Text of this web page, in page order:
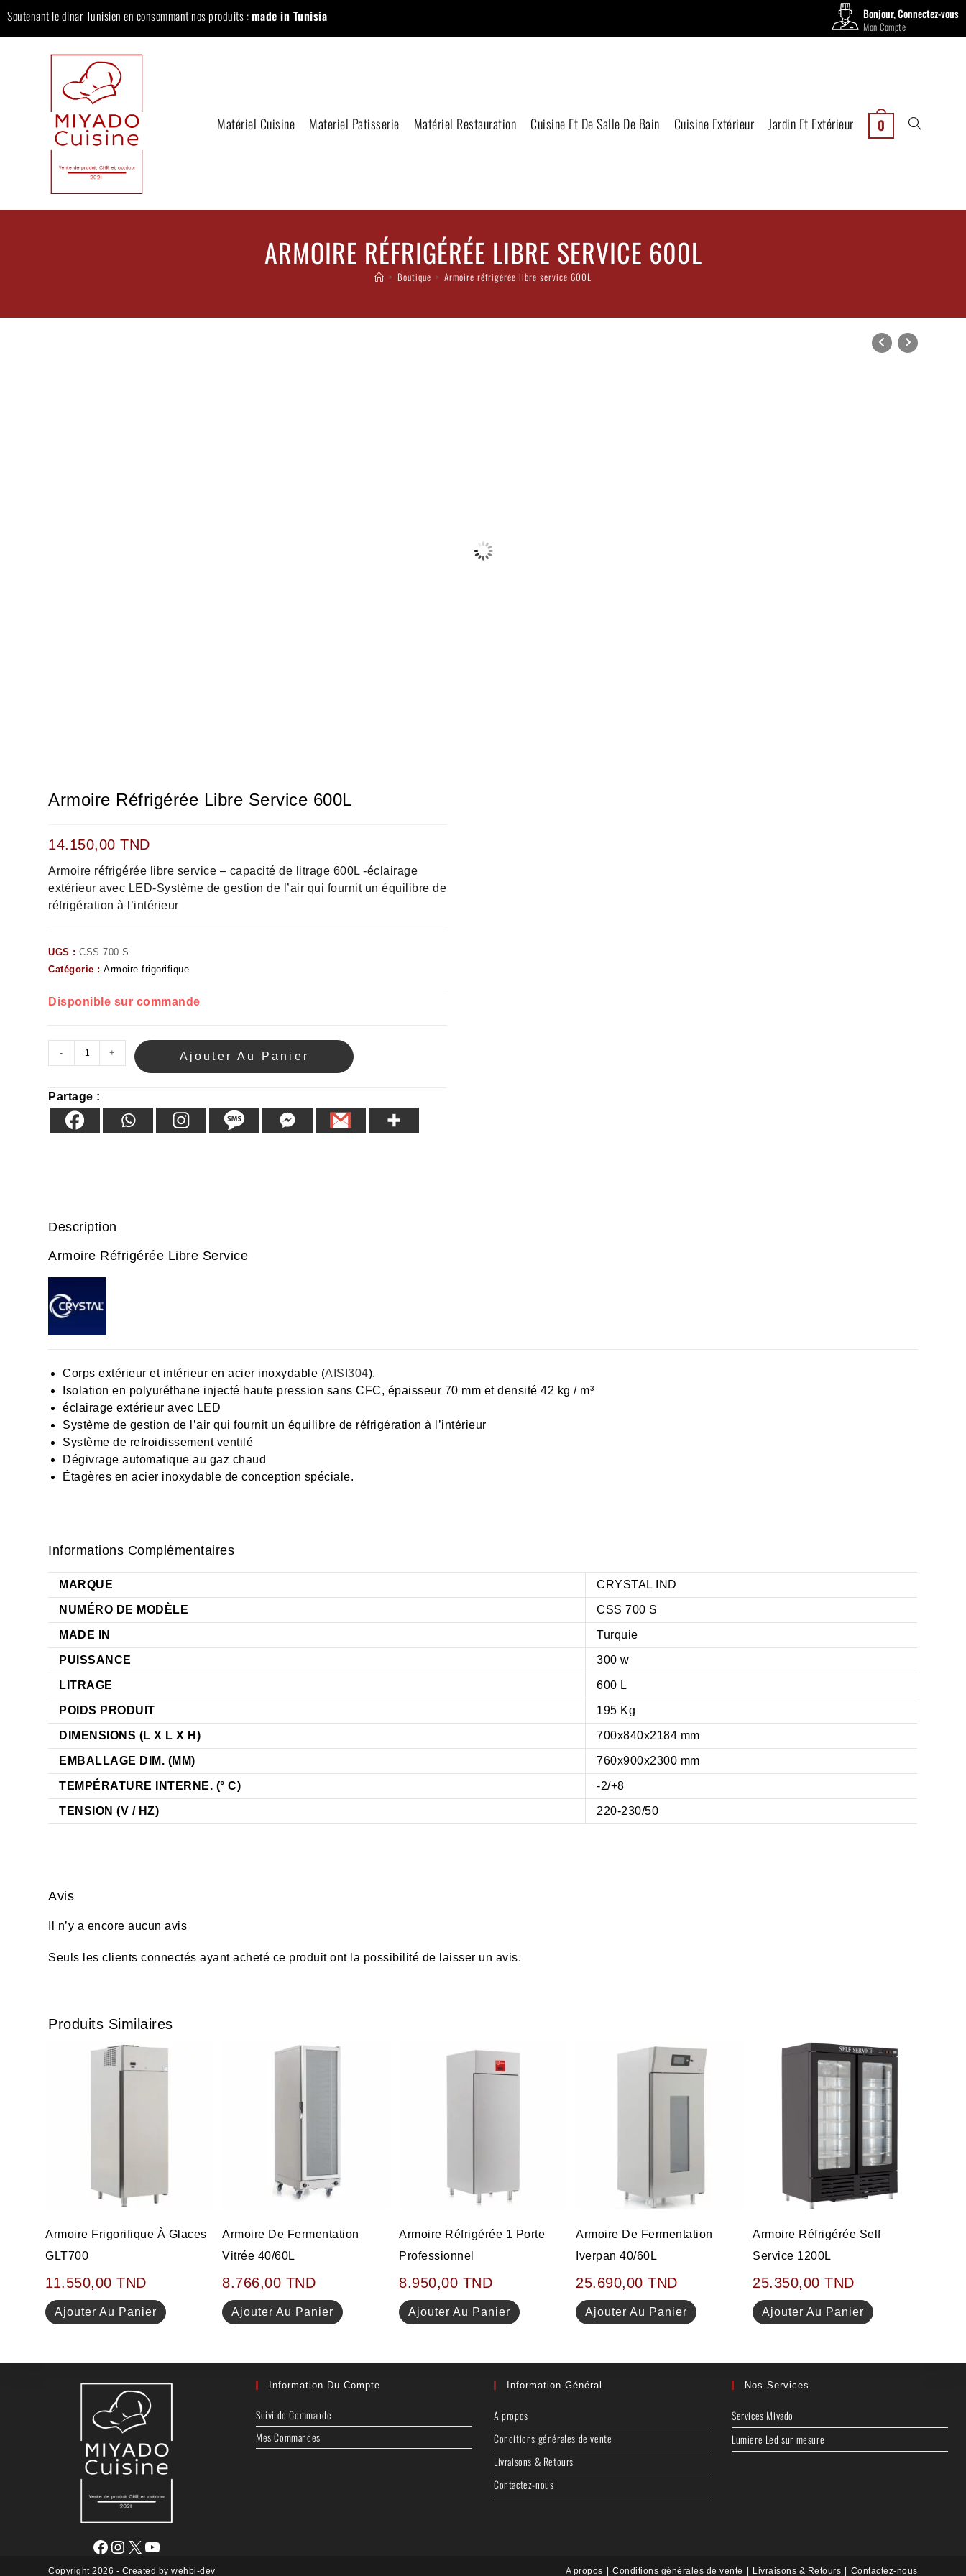
Soutenant le dinar Tunisien en consommant nos produits :made in Tunisia Bonjour, Connectez-vous
Mon Compte
Matériel Cuisine Materiel Patisserie Matériel Restauration Cuisine Et De Salle De Bain Cuisine Extérieur Jardin Et Extérieur 0
ARMOIRE RÉFRIGÉRÉE LIBRE SERVICE 600L
> Boutique > Armoire réfrigérée libre service 600L
Armoire Réfrigérée Libre Service 600L
14.150,00TND
Armoire réfrigérée libre service – capacité de litrage 600L -éclairage
extérieur avec LED-Système de gestion de l’air qui fournit un équilibre de
réfrigération à l’intérieur
UGS :CSS 700 S
Catégorie :Armoire frigorifique
Disponible sur commande
- + Ajouter Au Panier
Partage :
Description
Armoire Réfrigérée Libre Service
Corps extérieur et intérieur en acier inoxydable (AISI304).
Isolation en polyuréthane injecté haute pression sans CFC, épaisseur 70 mm et densité 42 kg / m³
éclairage extérieur avec LED
Système de gestion de l’air qui fournit un équilibre de réfrigération à l’intérieur
Système de refroidissement ventilé
Dégivrage automatique au gaz chaud
Étagères en acier inoxydable de conception spéciale.
Informations Complémentaires
MARQUE CRYSTAL IND
NUMÉRO DE MODÈLE CSS 700 S
MADE IN Turquie
PUISSANCE 300 w
LITRAGE 600 L
POIDS PRODUIT 195 Kg
DIMENSIONS (L X L X H) 700x840x2184 mm
EMBALLAGE DIM. (MM) 760x900x2300 mm
TEMPÉRATURE INTERNE. (° C) -2/+8
TENSION (V / HZ) 220-230/50
Avis
Il n’y a encore aucun avis
Seuls les clients connectés ayant acheté ce produit ont la possibilité de laisser un avis.
Produits Similaires
Armoire Frigorifique À Glaces
GLT700
11.550,00TND
Ajouter Au Panier
Armoire De Fermentation
Vitrée 40/60L
8.766,00 TND
Ajouter Au Panier
Armoire Réfrigérée 1 Porte
Professionnel
8.950,00 TND
Ajouter Au Panier
Armoire De Fermentation
Iverpan 40/60L
25.690,00TND
Ajouter Au Panier
Armoire Réfrigérée Self
Service 1200L
25.350,00TND
Ajouter Au Panier
Information Du Compte
Suivi de Commande
Mes Commandes
Information Général
A propos
Conditions générales de vente
Livraisons & Retours
Contactez-nous
Nos Services
Services Miyado
Lumiere Led sur mesure
A propos Conditions générales de vente Livraisons & Retours Contactez-nous
Copyright 2026 - Created by wehbi-dev